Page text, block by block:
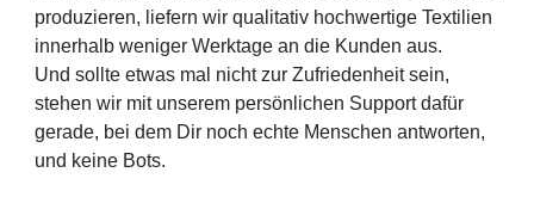
produzieren, liefern wir qualitativ hochwertige Textilien
innerhalb weniger Werktage an die Kunden aus.
Und sollte etwas mal nicht zur Zufriedenheit sein,
stehen wir mit unserem persönlichen Support dafür
gerade, bei dem Dir noch echte Menschen antworten,
und keine Bots.